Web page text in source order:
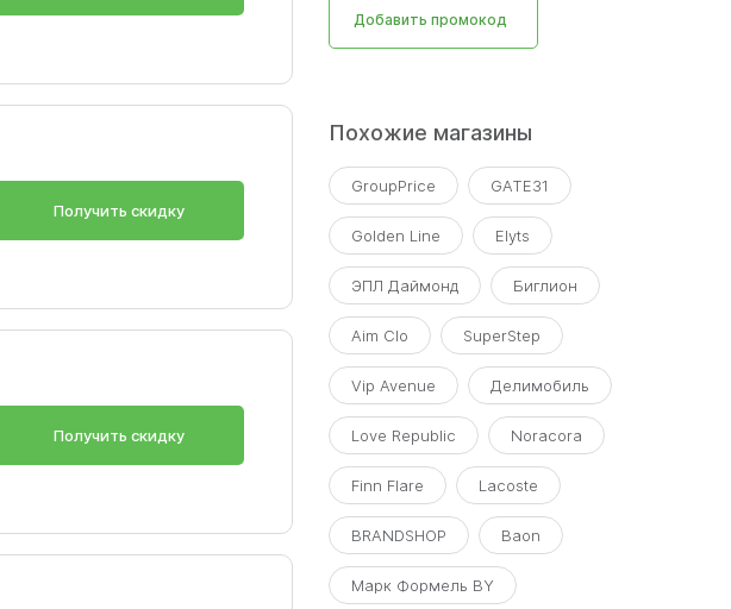
Получить скидку
Получить скидку
Добавить промокод
Похожие магазины
GroupPrice GATE31
Golden Line Elyts
ЭПЛ Даймонд Биглион
Aim Clo SuperStep
Vip Avenue Делимобиль
Love Republic Noracora
Finn Flare Lacoste
BRANDSHOP Baon
Марк Формель BY